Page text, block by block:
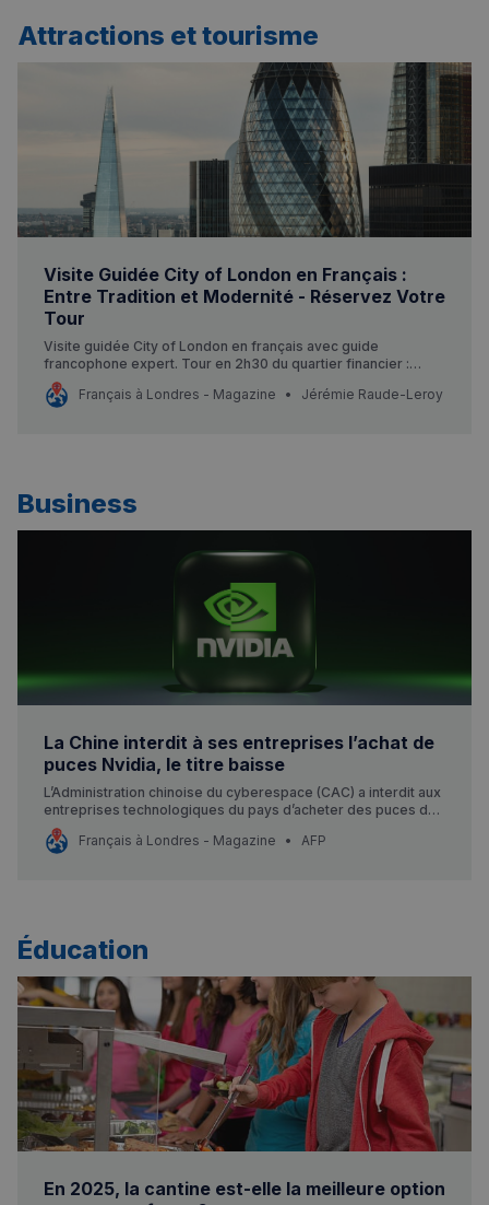
Attractions et tourisme
Visite Guidée City of London en Français :
Entre Tradition et Modernité - Réservez Votre
Tour
Visite guidée City of London en français avec guide
francophone expert. Tour en 2h30 du quartier financier :
vestiges romains, Banque d’Angleterre, gratte-ciels
modernes. Départ Moorgate, arrivée Tower Hill. Réservez
Français à Londres - Magazine Jérémie Raude-Leroy
Business
La Chine interdit à ses entreprises l’achat de
puces Nvidia, le titre baisse
L’Administration chinoise du cyberespace (CAC) a interdit aux
entreprises technologiques du pays d’acheter des puces de
l’américain Nvidia, accusé par Pékin d’entorse à la
concurrence, rapporte mercredi le Financial Times.
Français à Londres - Magazine AFP
Éducation
En 2025, la cantine est-elle la meilleure option